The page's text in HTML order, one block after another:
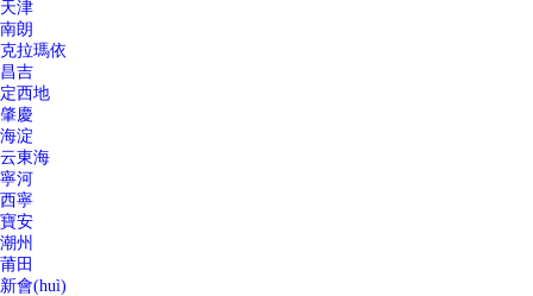
天津
南朗
克拉瑪依
昌吉
定西地
肇慶
海淀
云東海
寧河
西寧
寶安
潮州
莆田
新會(huì)